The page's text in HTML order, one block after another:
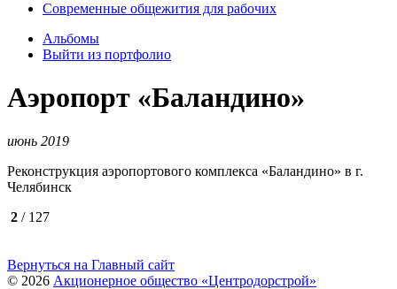
Современные общежития для рабочих
Альбомы
Выйти из портфолио
Аэропорт «Баландино»
июнь 2019
Реконструкция аэропортового комплекса «Баландино» в г.
Челябинск
2 / 127
Вернуться на Главный сайт
© 2026 Акционерное общество «Центродорстрой»